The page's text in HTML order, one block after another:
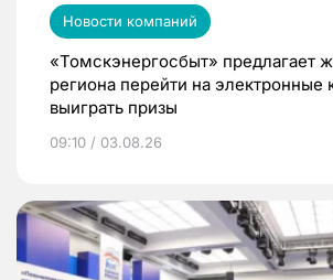
Новости компаний
«Томскэнергосбыт» предлагает
региона перейти на электронные
выиграть призы
09:10 / 03.08.26